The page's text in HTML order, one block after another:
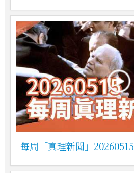
每周「真理新聞」20260515